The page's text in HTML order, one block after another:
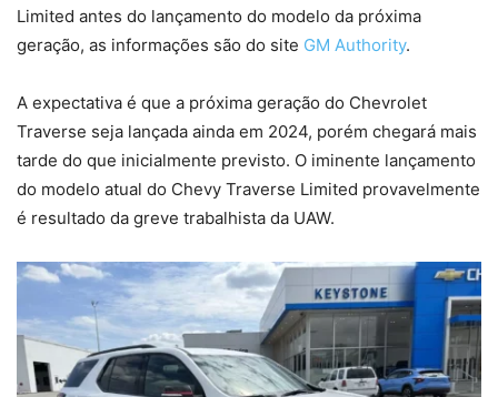
Limited antes do lançamento do modelo da próxima
geração, as informações são do site GM Authority.
A expectativa é que a próxima geração do Chevrolet
Traverse seja lançada ainda em 2024, porém chegará mais
tarde do que inicialmente previsto. O iminente lançamento
do modelo atual do Chevy Traverse Limited provavelmente
é resultado da greve trabalhista da UAW.